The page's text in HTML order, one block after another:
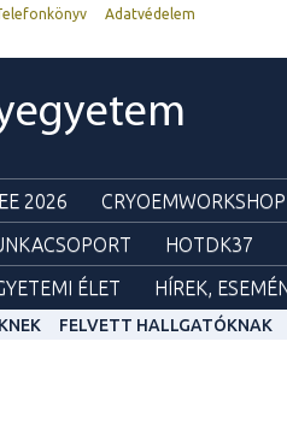
Adatvédelem
2026
HOTDK37
ÉLET HÍREK,
FELVETT HALLGATÓKNAK